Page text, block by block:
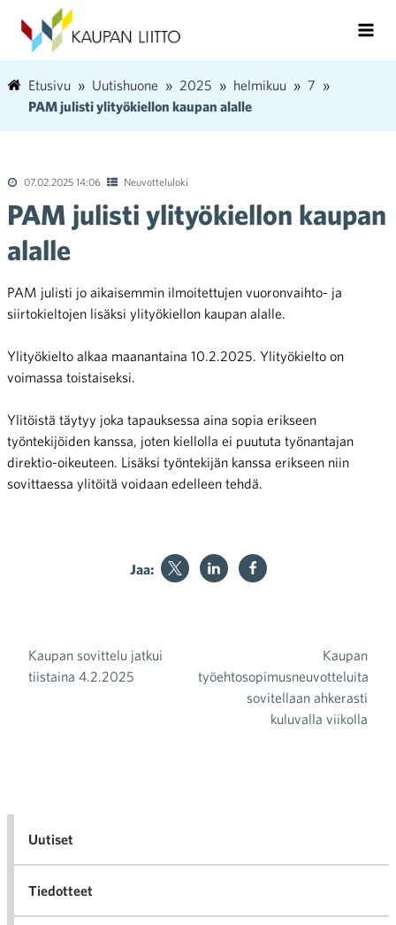
Etusivu Uutishuone 2025 helmikuu
7
PAM julisti ylityökiellon kaupan alalle
07.02.2025 14:06 Neuvotteluloki
PAM julisti ylityökiellon kaupan
alalle
PAM julisti jo aikaisemmin ilmoitettujen vuoronvaihto- ja
siirtokieltojen lisäksi ylityökiellon kaupan alalle.
Ylityökielto alkaa maanantaina 10.2.2025. Ylityökielto on
voimassa toistaiseksi.
Ylitöistä täytyy joka tapauksessa aina sopia erikseen
työntekijöiden kanssa, joten kiellolla ei puututa työnantajan
direktio-oikeuteen. Lisäksi työntekijän kanssa erikseen niin
sovittaessa ylitöitä voidaan edelleen tehdä.
Jaa:
Artikkelien selaus
Kaupan sovittelu jatkui
tiistaina 4.2.2025
Kaupan
työehtosopimusneuvotteluita
sovitellaan ahkerasti
kuluvalla viikolla
Uutiset
Tiedotteet